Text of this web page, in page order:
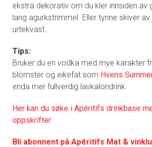
ekstra dekorativ om du kler innsiden av
lang agurkstrimmel. Eller tynne skiver
urtekvast.
Tips:
Bruker du en vodka med mye karakter
blomster og eikefat som Hvens
enda mer fullverdig lavkaloridrink.
Her kan du søke i Apéritifs drinkbase
oppskrifter
Bli abonnent på Apéritifs Mat &